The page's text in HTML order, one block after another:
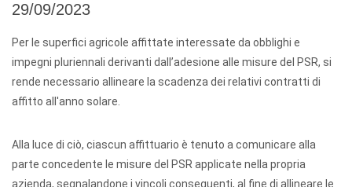
29/09/2023
Per le superfici agricole affittate interessate da obblighi e
impegni pluriennali derivanti dall’adesione alle misure del PSR, si
rende necessario allineare la scadenza dei relativi contratti di
affitto all'anno solare.
Alla luce di ciò, ciascun affittuario è tenuto a comunicare alla
parte concedente le misure del PSR applicate nella propria
azienda, segnalandone i vincoli conseguenti, al fine di allineare le